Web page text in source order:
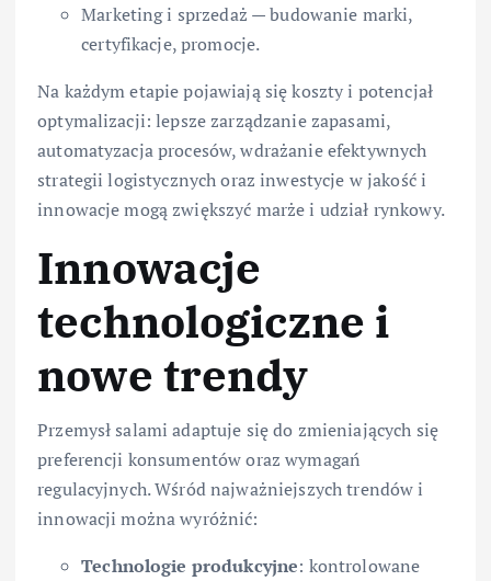
Marketing i sprzedaż — budowanie marki,
certyfikacje, promocje.
Na każdym etapie pojawiają się koszty i potencjał
optymalizacji: lepsze zarządzanie zapasami,
automatyzacja procesów, wdrażanie efektywnych
strategii logistycznych oraz inwestycje w jakość i
innowacje mogą zwiększyć marże i udział rynkowy.
Innowacje
technologiczne i
nowe trendy
Przemysł salami adaptuje się do zmieniających się
preferencji konsumentów oraz wymagań
regulacyjnych. Wśród najważniejszych trendów i
innowacji można wyróżnić:
Technologie produkcyjne: kontrolowane